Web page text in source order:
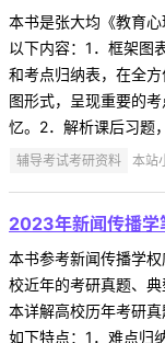
本书是张大均《教育
以下内容：1．框架图
和考点归纳表，在全
图形式，呈现重要的
忆。2．解析课后习题
辅导考试考研资料 本站
2023年新闻传播学
本书参考新闻传播学
校近年的考研真题、
本详解高校历年考研
如下特点：1．难点归